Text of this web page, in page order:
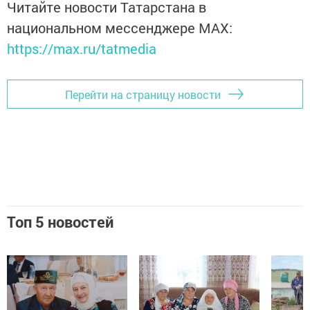
Читайте новости Татарстана в
национальном мессенджере MАХ:
https://max.ru/tatmedia
Перейти на страницу новости
Топ 5 новостей